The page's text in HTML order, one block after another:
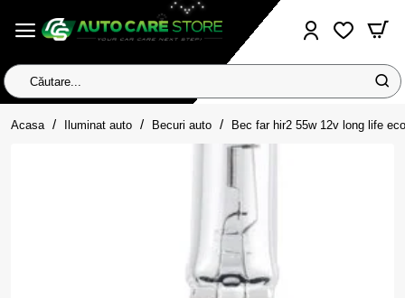
Căutare...
Acasa homeIluminat auto Becuri auto Bec far hir2 55w 12v long life